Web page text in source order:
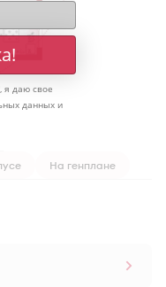
На генплане
я даю свое
данных и